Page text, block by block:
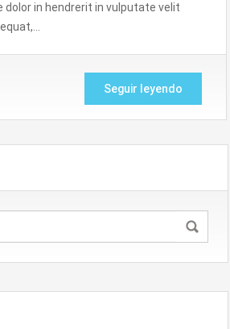
dolor in hendrerit in vulputate velit
Seguir leyendo